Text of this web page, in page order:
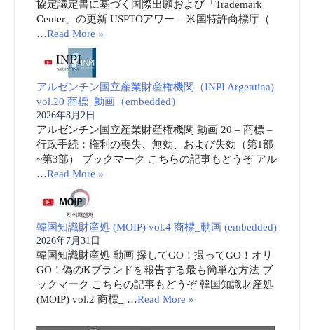
協定議定書に基づく国際出願および「Trademark
Center」の更新 USPTOアワー – 米国特許商標庁（
…Read More »
アルゼンチン国立産業財産権機関（INPI Argentina)
vol.20 商標_動画（embedded）
2026年8月2日
アルゼンチン国立産業財産権機関 動画 20 – 商標 –
行政手続：権利の喪失、無効、および失効（第1部
~第3部） ブックマーク こちらの記事もどうぞ アル
…Read More »
韓国知識財産処 (MOIP) vol.4 商標_動画 (embedded)
2026年7月31日
韓国知識財産処 動画 探してGO！撮ってGO！オリ
GO！偽のKブランドを報告する最も簡単な方法 ブ
ックマーク こちらの記事もどうぞ 韓国知識財産処
(MOIP) vol.2 商標_ …Read More »